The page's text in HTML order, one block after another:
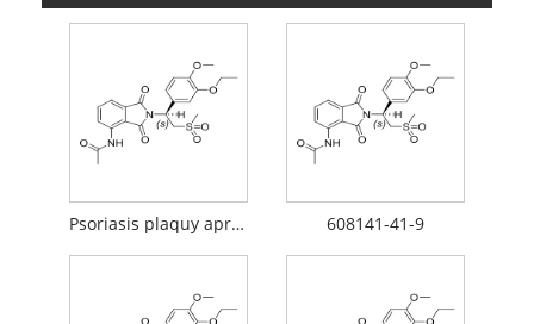
Psoriasis plaquy aprmilast 608141-41-9